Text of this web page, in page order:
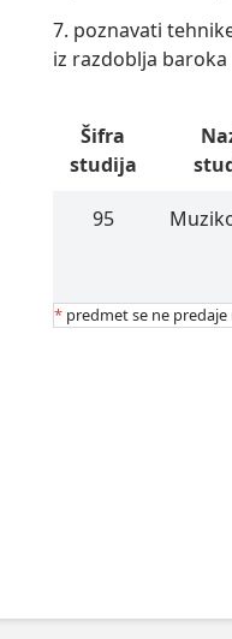
7. poznavati
iz razdoblja baroka
Šifra
studija
95
* predmet se ne